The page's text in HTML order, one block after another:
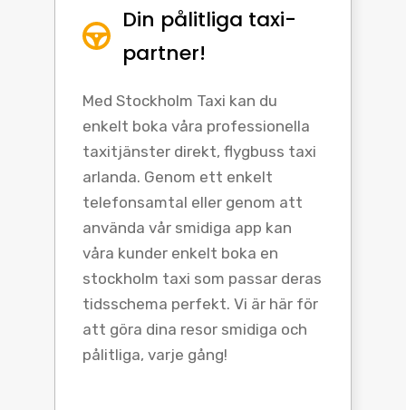
Din pålitliga taxi-
partner!
Med Stockholm Taxi kan du
enkelt boka våra professionella
taxitjänster direkt, flygbuss taxi
arlanda. Genom ett enkelt
telefonsamtal eller genom att
använda vår smidiga app kan
våra kunder enkelt boka en
stockholm taxi som passar deras
tidsschema perfekt. Vi är här för
att göra dina resor smidiga och
pålitliga, varje gång!